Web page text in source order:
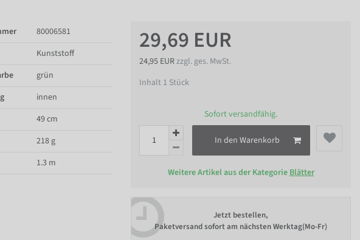
29,69 EUR
24,95 EURzzgl. ges. MwSt.
Inhalt 1 Stück
Sofort versandfähig.
In den Warenkorb
Weitere Artikel aus der KategorieBlätter
Jetzt bestellen,
Paketversand sofort am nächsten Werktag(Mo-Fr)
80006581
Kunststoff
grün
innen
49 cm
218 g
1.3 m